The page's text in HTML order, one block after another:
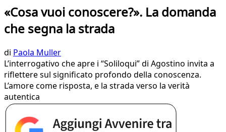
«Cosa vuoi conoscere?». La domanda
che segna la strada
di Paola Muller
L’interrogativo che apre i “Soliloqui” di Agostino invita a
riflettere sul significato profondo della conoscenza.
L’amore come risposta, e la strada verso la verità
autentica